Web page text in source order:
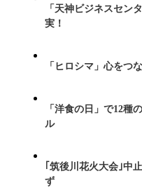
「天神ビジネスセ
実！
「ヒロシマ」心を
「洋食の日」で12
ル
｢筑後川花火大会｣中
ず